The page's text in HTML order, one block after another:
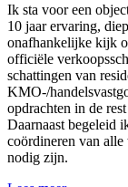
Ik sta voor een
10 jaar ervaring,
onafhankelijke kijk
officiële
schattingen van
KMO-/
opdrachten in de
Daarnaast begeleid
coördineren van
nodig zijn.